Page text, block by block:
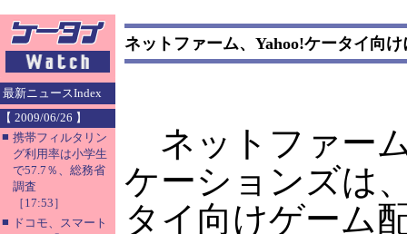
最新ニュースIndex
【 2009/06/26 】
■ 携帯フィルタリン
グ利用率は小学生
で57.7％、総務省
調査
［17:53］
■ ドコモ、スマート
ネットファーム、Yahoo!ケータイ向
ネットファー
ケーションズは
タイ向けゲーム